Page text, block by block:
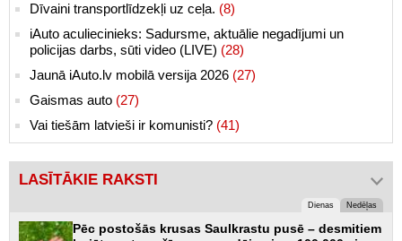
Dīvaini transportlīdzekļi uz ceļa. (8)
iAuto aculiecinieks: Sadursme, aktuālie negadījumi un
policijas darbs, sūti video (LIVE) (28)
Jaunā iAuto.lv mobilā versija 2026 (27)
Gaismas auto (27)
Vai tiešām latvieši ir komunisti? (41)
LASĪTĀKIE RAKSTI
Dienas Nedēļas
Pēc postošās krusas Saulkrastu pusē – desmitiem